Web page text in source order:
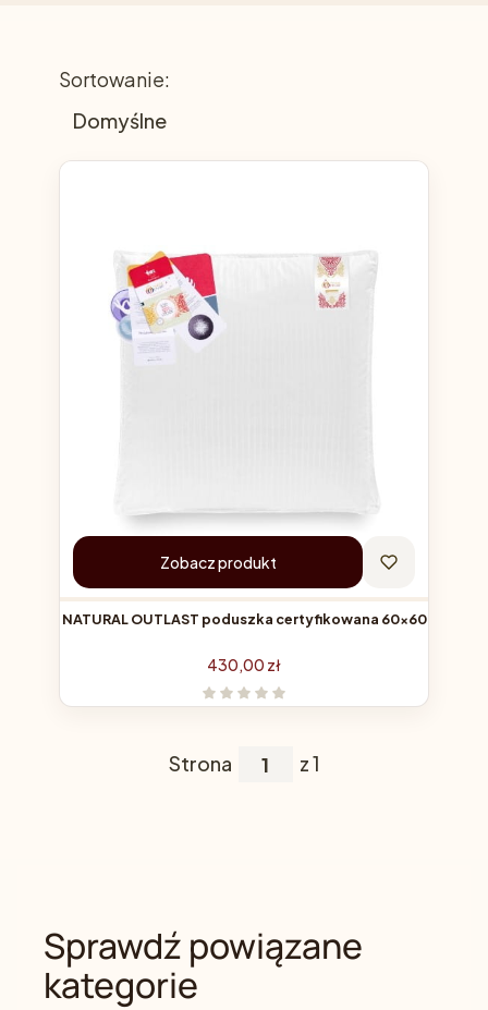
Lista produktów
Sortowanie:
Domyślne
Zobacz produkt
NATURAL OUTLAST poduszka certyfikowana 60x60
Cena
430,00 zł
Strona z 1
Sprawdź powiązane
kategorie